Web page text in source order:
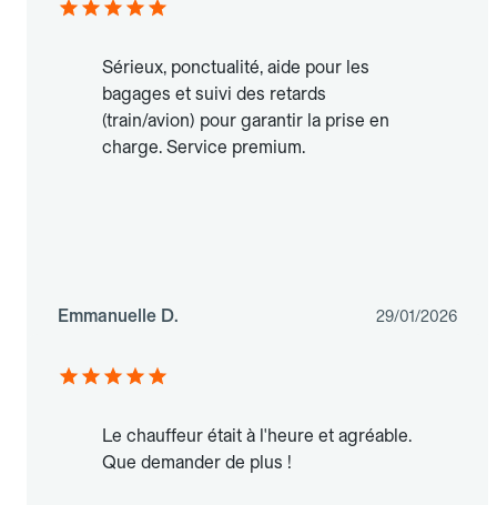
Sérieux, ponctualité, aide pour les
bagages et suivi des retards
(train/avion) pour garantir la prise en
charge. Service premium.
Emmanuelle D. 29/01/2026
Le chauffeur était à l'heure et agréable.
Que demander de plus !